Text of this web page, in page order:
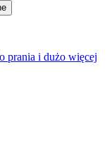
prania i dużo więcej